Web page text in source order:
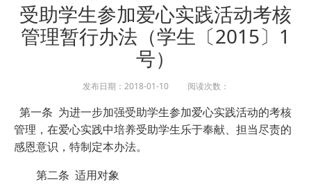
受助学生参加爱心实践活动考核
管理暂行办法（学生〔2015〕1
号）
发布日期：2018-01-10 阅读次数：
第一条 为进一步加强受助学生参加爱心实践活动的考核
管理，在爱心实践中培养受助学生乐于奉献、担当尽责的
感恩意识，特制定本办法。
第二条 适用对象